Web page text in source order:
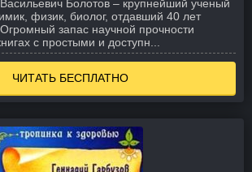
Болотов – крупнейший ученый
физик, биолог, отдавший 40 лет
запас научной прочности
с простыми и доступн...
ЧИТАТЬ БЕСПЛАТНО